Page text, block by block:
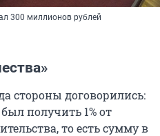
300 миллионов рублей
стороны договорились:
получить 1% от
то есть сумму в